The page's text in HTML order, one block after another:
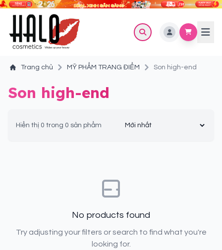
Trang chủ MỸ PHẨM TRANG ĐIỂM Son high-end
Son high-end
Hiển thị 0 trong 0 sản phẩm
No products found
Try adjusting your filters or search to find what you're
looking for.